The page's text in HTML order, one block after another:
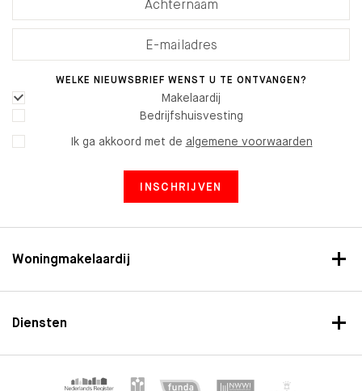
Woningmakelaardij
Diensten
WELKE NIEUWSBRIEF WENST U TE ONTVANGEN?
Makelaardij
Bedrijfshuisvesting
Ik ga akkoord met de algemene voorwaarden
INSCHRIJVEN